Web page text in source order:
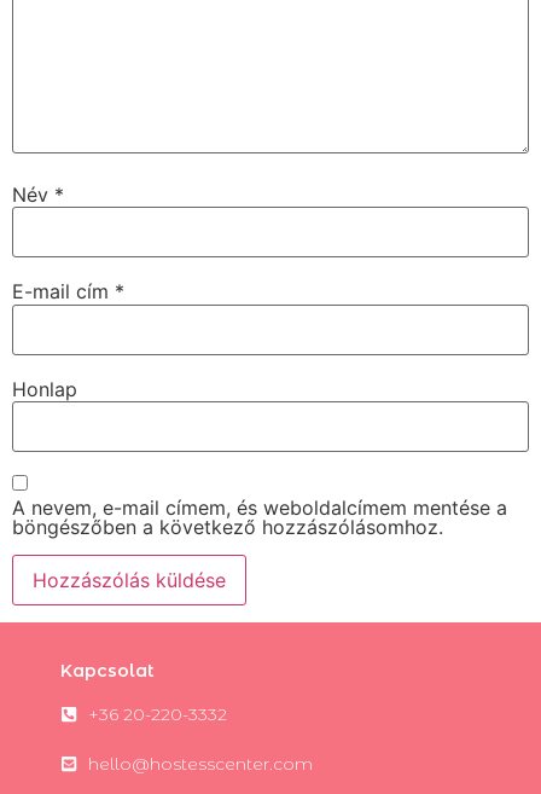
Név *
E-mail cím *
Honlap
A nevem, e-mail címem, és weboldalcímem mentése a
böngészőben a következő hozzászólásomhoz.
Kapcsolat
+36 20-220-3332
hello@hostesscenter.com